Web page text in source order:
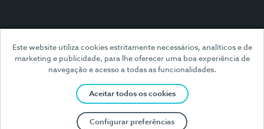
Este website utiliza cookies estritamente necessários, analíticos e de
marketing e publicidade, para lhe oferecer uma boa experiência de
navegação e acesso a todas as funcionalidades.
Aceitar todos os cookies
Configurar preferências